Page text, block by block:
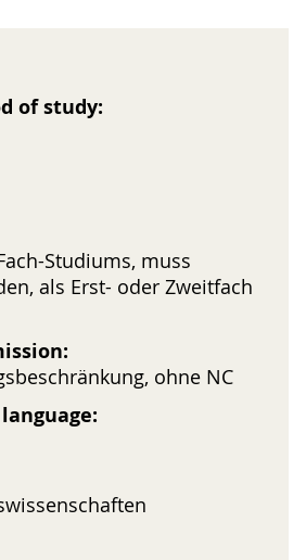
of study:
Studiums, muss
als Erst- oder Zweitfach
ohne NC